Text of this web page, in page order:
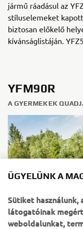
jármű ráadásul az
stíluselemeket
biztosan előkelő
kívánságlistáján.
YFM90R
A GYERMEKEK
ÜGYELÜNK A
Sütiket használunk,
látogatóinak
weboldalunkat,